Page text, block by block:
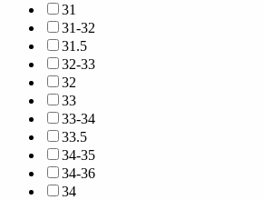
31
31-32
31.5
32-33
32
33
33-34
33.5
34-35
34-36
34